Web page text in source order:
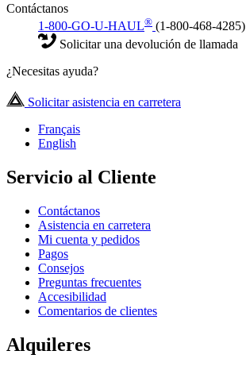
Contáctanos
1-800-GO-U-HAUL® (1-800-468-4285)
Solicitar una devolución de llamada
¿Necesitas ayuda?
Solicitar asistencia en carretera
Français
English
Servicio al Cliente
Contáctanos
Asistencia en carretera
Mi cuenta y pedidos
Pagos
Consejos
Preguntas frecuentes
Accesibilidad
Comentarios de clientes
Alquileres